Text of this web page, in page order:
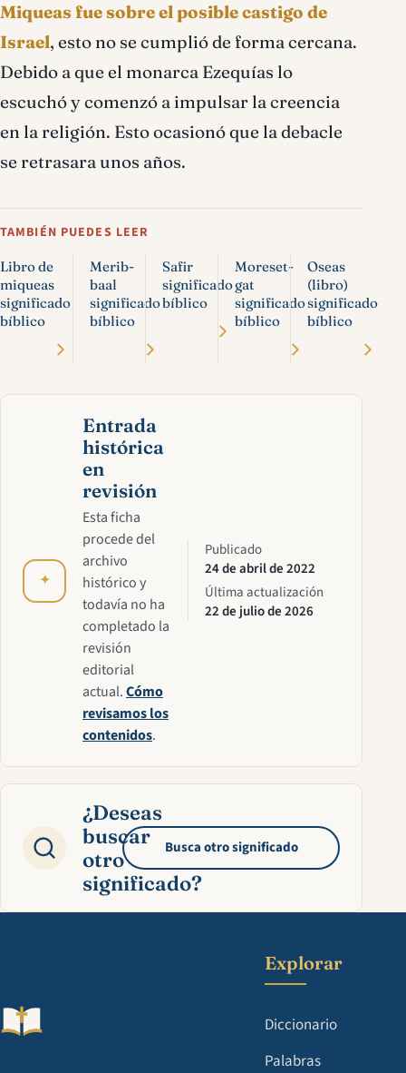
Miqueas fue sobre el posible castigo de
Israel, esto no se cumplió de forma cercana.
Debido a que el monarca Ezequías lo
escuchó y comenzó a impulsar la creencia
en la religión. Esto ocasionó que la debacle
se retrasara unos años.
TAMBIÉN PUEDES LEER
Libro de
miqueas
significado
bíblico
Merib-
baal
significado
bíblico
Safir
significado
bíblico
Moreset-
gat
significado
bíblico
Oseas
(libro)
significado
bíblico
✦
Entrada
histórica
en
revisión
Esta ficha
procede del
archivo
histórico y
todavía no ha
completado la
revisión
editorial
actual.Cómo
revisamos los
contenidos.
Publicado
24 de abril de 2022
Última actualización
22 de julio de 2026
¿Deseas
buscar
otro
significado?
Busca otro significado
Explorar
Diccionario
Palabras